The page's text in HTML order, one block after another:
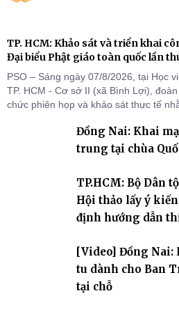
TP. HCM: Khảo sát và triển khai
Đại biểu Phật giáo toàn quốc lần
PSO – Sáng ngày 07/8/2026, tại Học
TP. HCM - Cơ sở II (xã Bình Lợi),
chức phiên họp và khảo sát thực tế
Đồng Nai: Khai
trung tại chùa
TP.HCM: Bộ Dân
Hội thảo lấy ý
định hướng dẫn
[Video] Đồng Nai:
tu dành cho Ban
tại chỗ